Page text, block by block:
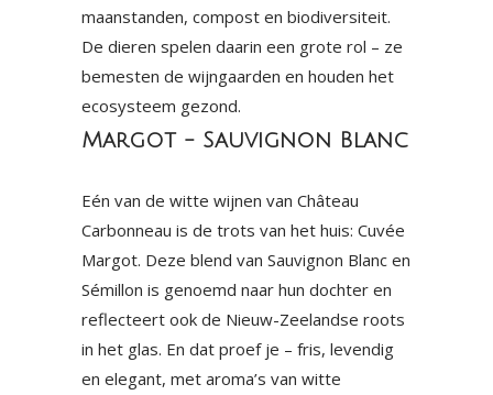
maanstanden, compost en biodiversiteit.
De dieren spelen daarin een grote rol – ze
bemesten de wijngaarden en houden het
ecosysteem gezond.
Margot - Sauvignon Blanc
Eén van de witte wijnen van Château
Carbonneau is de trots van het huis: Cuvée
Margot. Deze blend van Sauvignon Blanc en
Sémillon is genoemd naar hun dochter en
reflecteert ook de Nieuw-Zeelandse roots
in het glas. En dat proef je – fris, levendig
en elegant, met aroma’s van witte